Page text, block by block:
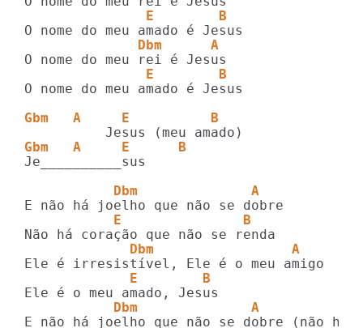
               E        B
              Dbm      A
               E        B
O nome do meu amado é Jesus
Gbm   A     E          B
Gbm   A     E      B
Je__________sus
           Dbm              A
           E               B
             Dbm                 A
             E        B
           Dbm              A